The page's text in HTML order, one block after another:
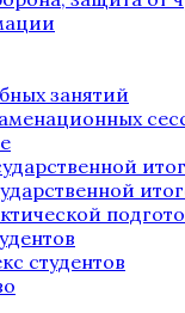
занятий
студентов